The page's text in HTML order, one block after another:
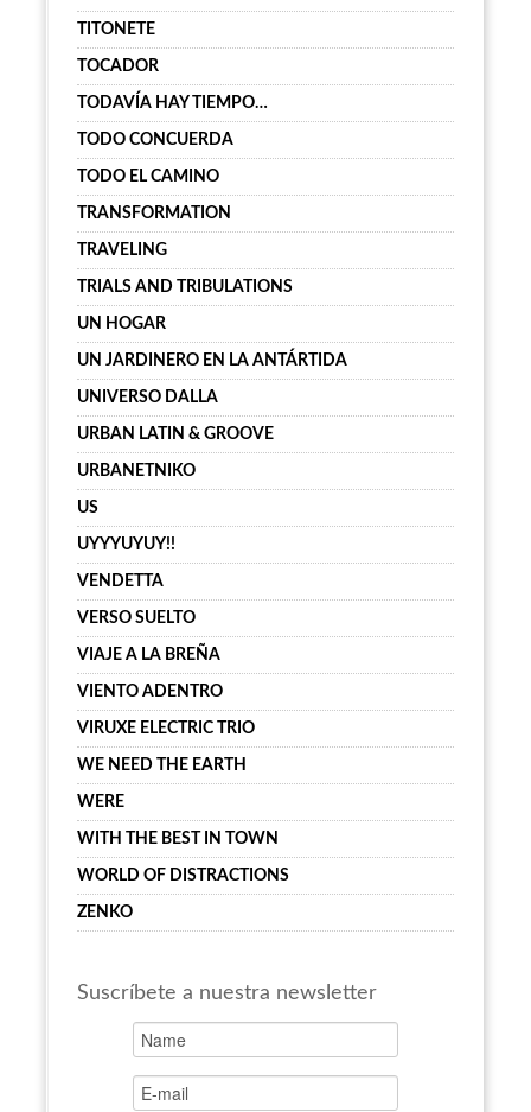
TITONETE
TOCADOR
TODAVÍA HAY TIEMPO…
TODO CONCUERDA
TODO EL CAMINO
TRANSFORMATION
TRAVELING
TRIALS AND TRIBULATIONS
UN HOGAR
UN JARDINERO EN LA ANTÁRTIDA
UNIVERSO DALLA
URBAN LATIN & GROOVE
URBANETNIKO
US
UYYYUYUY!!
VENDETTA
VERSO SUELTO
VIAJE A LA BREÑA
VIENTO ADENTRO
VIRUXE ELECTRIC TRIO
WE NEED THE EARTH
WERE
WITH THE BEST IN TOWN
WORLD OF DISTRACTIONS
ZENKO
Suscríbete a nuestra newsletter